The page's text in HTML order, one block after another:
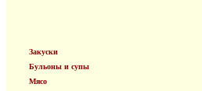
Закуски
Бульоны и супы
Мясо